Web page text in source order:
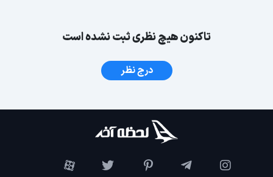
تاکنون هیچ نظری ثبت نشده است
درج نظر